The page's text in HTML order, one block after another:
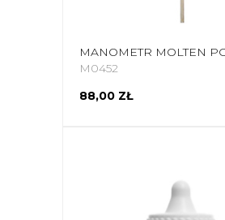
M0452
88,00 ZŁ